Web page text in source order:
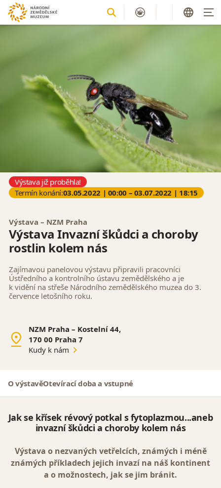
Výstava již proběhla!
Termín konání:03.05.2022 | 00:00 – 03.07.2022 | 18:15
Výstava – NZM Praha
Výstava Invazní škůdci a choroby
rostlin kolem nás
Zajímavou panelovou výstavu připravili pracovníci
Ústředního a kontrolního ústavu zemědělského a je
k vidění na střeše Národního zemědělského muzea do 3.
července letošního roku.
NZM Praha – Kostelní 44,
170 00 Praha 7
Kudy k nám
O výstavěOtevírací doba a vstupné
Jak se křísek révový potkal s fytoplazmou...aneb
invazní škůdci a choroby kolem nás
Výstava o nezvaných vetřelcích, známých i méně
známých příkladech jejich invazí na náš kontinent
a o možnostech, jak se jim bránit.